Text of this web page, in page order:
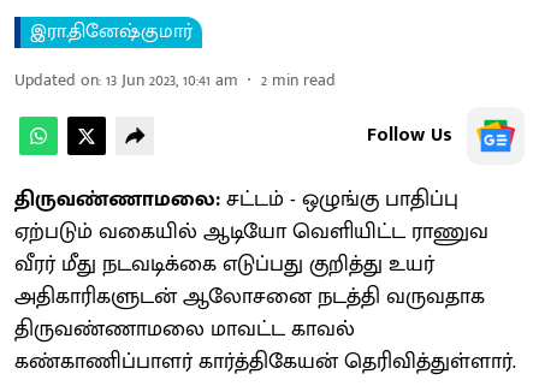
இரா.தினேஷ்குமார்
Updated on:13 Jun 2023, 10:41 am 2 min read
Follow Us
திருவண்ணாமலை:சட்டம் - ஒழுங்கு பாதிப்பு
ஏற்படும் வகையில் ஆடியோ வெளியிட்ட ராணுவ
வீரர் மீது நடவடிக்கை எடுப்பது குறித்து உயர்
அதிகாரிகளுடன் ஆலோசனை நடத்தி வருவதாக
திருவண்ணாமலை மாவட்ட காவல்
கண்காணிப்பாளர் கார்த்திகேயன் தெரிவித்துள்ளார்.